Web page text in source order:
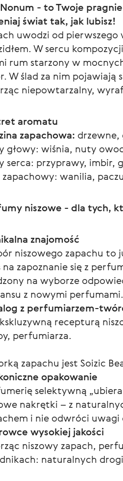
- to Twoje
świat tak, jak lubisz!
uwodzi od
W sercu
rum starzony w
W ślad za nim
niepowtarzalny,
aromatu
zapachowa: drzewne,
głowy: wiśnia, nuty
serca: przyprawy, imbir,
zapachowy: wanilia,
niszowe - dla tych,
znajomość
niszowego zapachu to
na zapoznanie się z
na wyborze
z nowymi perfumami.
z perfumiarzem-
recepturą
perfumiarza.
zapachu jest Soizic
opakowanie
selektywną
nakrętki – z
i nie odwróci uwagi
wysokiej jakości
niszowy zapach,
naturalnych